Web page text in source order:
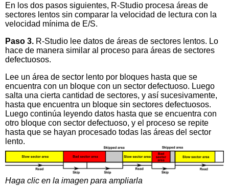
En los dos pasos siguientes, R-Studio procesa áreas de
sectores lentos sin comparar la velocidad de lectura con la
velocidad mínima de E/S.
Paso 3. R-Studio lee datos de áreas de sectores lentos. Lo
hace de manera similar al proceso para áreas de sectores
defectuosos.
Lee un área de sector lento por bloques hasta que se
encuentra con un bloque con un sector defectuoso. Luego
salta una cierta cantidad de sectores, y así sucesivamente,
hasta que encuentra un bloque sin sectores defectuosos.
Luego continúa leyendo datos hasta que se encuentra con
otro bloque con sector defectuoso, y el proceso se repite
hasta que se hayan procesado todas las áreas del sector
lento.
Haga clic en la imagen para ampliarla